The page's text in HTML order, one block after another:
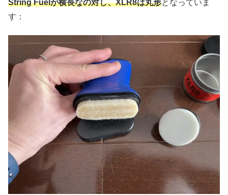
String Fuelが横長なの対し、XLR8は丸形となっていま
す：